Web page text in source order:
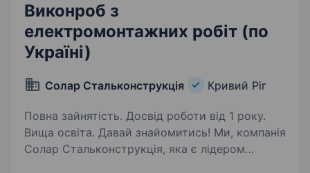
Виконроб з
електромонтажних робіт (по
Україні)
Солар Стальконструкція Кривий Ріг
Повна зайнятість. Досвід роботи від 1 року.
Вища освіта. Давай знайомитись! Ми, компанія
Солар Стальконструкція, яка є лідером